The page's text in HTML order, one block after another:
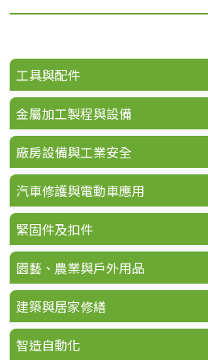
工具與配件
金屬加工製程與設備
廠房設備與工業安全
汽車修護與電動車應用
緊固件及扣件
園藝、農業與戶外用品
建築與居家修繕
智造自動化